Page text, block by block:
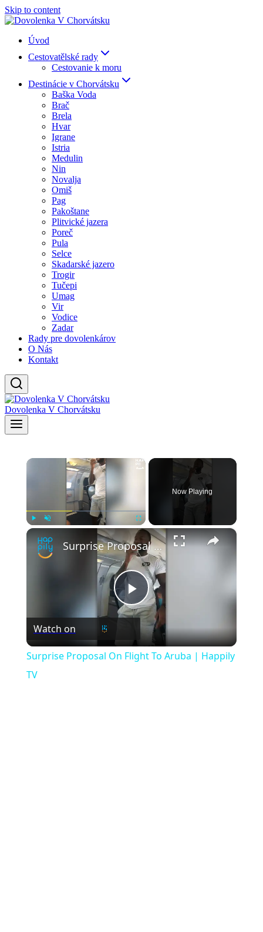
Skip to content
Úvod
Cestovatělské rady
Cestovanie k moru
Destinácie v Chorvátsku
Baška Voda
Brač
Brela
Hvar
Igrane
Istria
Medulin
Nin
Novalja
Omiš
Pag
Pakoštane
Plitvické jazera
Poreč
Pula
Selce
Skadarské jazero
Trogir
Tučepi
Umag
Vir
Vodice
Zadar
Rady pre dovolenkárov
O Nás
Kontakt
Dovolenka V Chorvátsku
×
Fullscreen
Now Playing
×
Play
Video
Surprise Proposal On Flight To Aruba | Happily TV
Watch on
Surprise Proposal On Flight To Aruba | Happily
TV